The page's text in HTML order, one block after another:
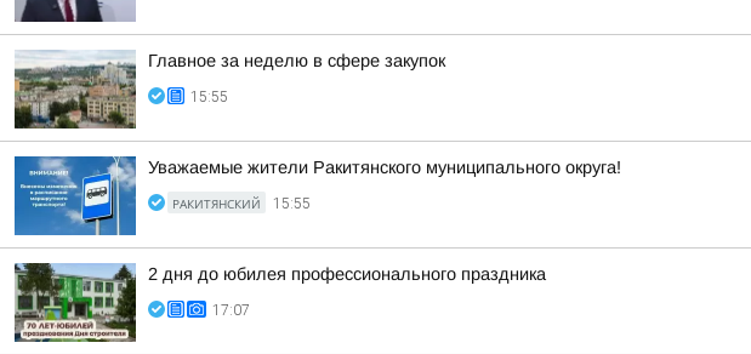
Главное за неделю в сфере закупок
15:55
Уважаемые жители Ракитянского муниципального округа!
РАКИТЯНСКИЙ 15:55
2 дня до юбилея профессионального праздника
17:07